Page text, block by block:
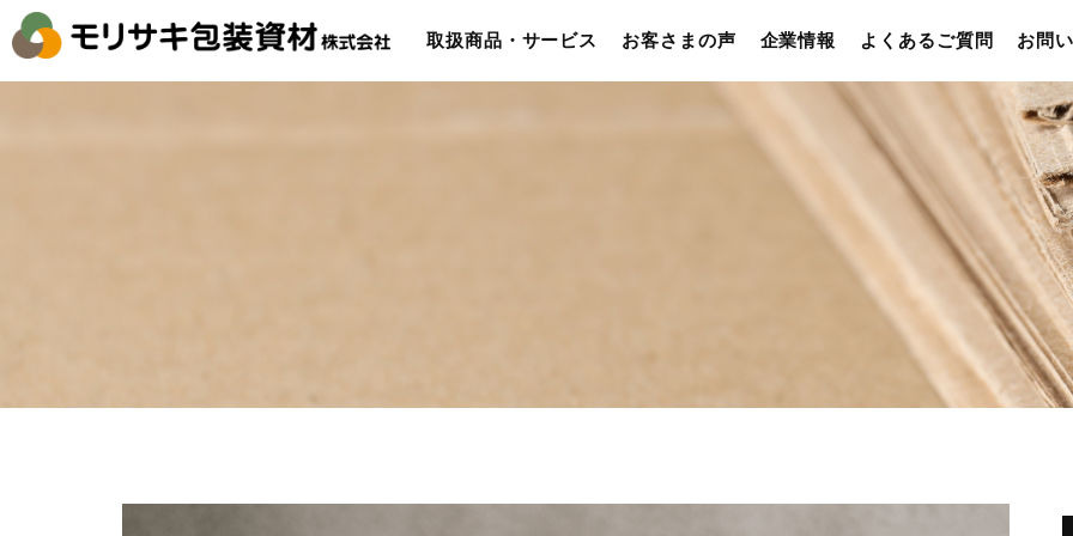
取扱商品・サービス お客さまの声 企業情報 よくあるご質問 お問